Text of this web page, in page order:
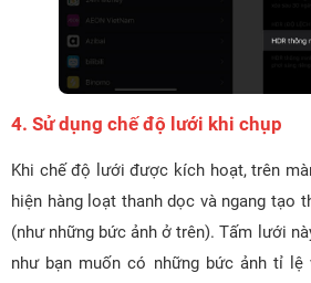
4. Sử dụng chế độ lưới khi chụp
Khi chế độ lưới được kích hoạt, trên
hiện hàng loạt thanh dọc và ngang tạo
(như những bức ảnh ở trên). Tấm lưới
như bạn muốn có những bức ảnh tỉ lệ